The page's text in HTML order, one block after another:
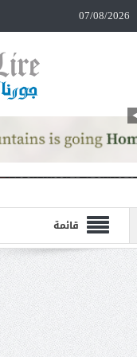
07/08/2026
قائمة